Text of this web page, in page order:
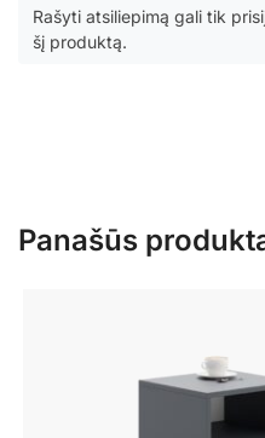
Rašyti atsiliepimą gali tik
šį produktą.
Panašūs